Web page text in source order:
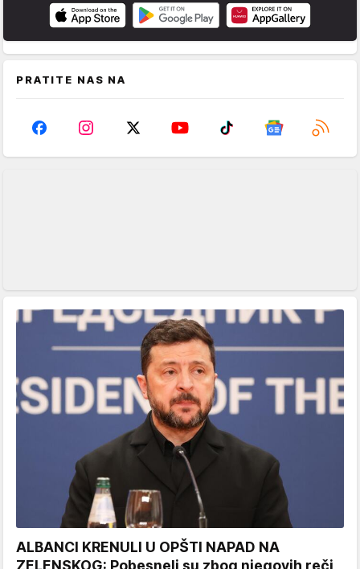
PRATITE NAS NA
ALBANCI KRENULI U OPŠTI NAPAD NA
ZELENSKOG: Pobesneli su zbog njegovih reči